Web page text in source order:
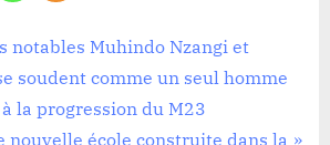
notables Muhindo Nzangi et
soudent comme un seul homme
la progression du M23
nouvelle école construite dans la